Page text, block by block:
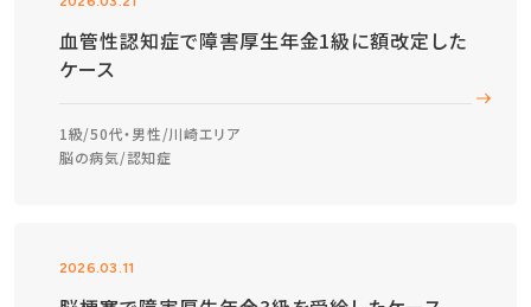
血管性認知症で障害厚生年金1級に額改定した
ケース
1級 50代・男性 川崎エリア
脳の病気 認知症
2026.03.11